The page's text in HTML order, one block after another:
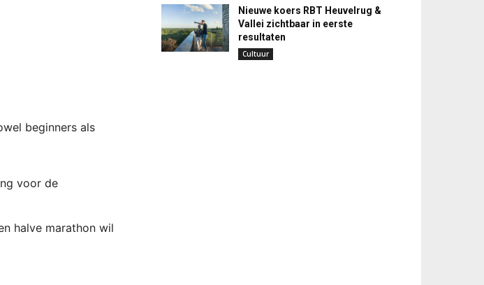
beginners als
voor de
halve marathon wil
Nieuwe koers RBT Heuvelrug &
Vallei zichtbaar in eerste
resultaten
Cultuur